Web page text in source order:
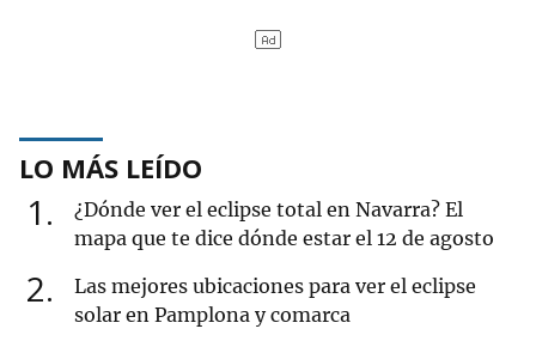
LO MÁS LEÍDO
1
¿Dónde ver el eclipse total en Navarra? El
mapa que te dice dónde estar el 12 de agosto
2
Las mejores ubicaciones para ver el eclipse
solar en Pamplona y comarca